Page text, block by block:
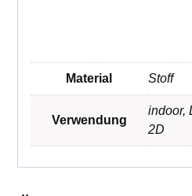
Material Stoff
Verwendung
indoor,
2D